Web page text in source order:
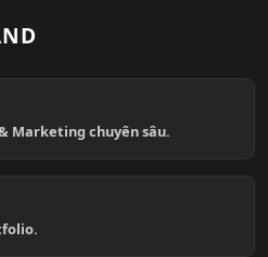
Marketing chuyên sâu.